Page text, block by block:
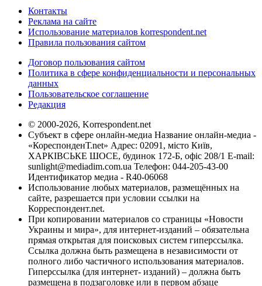
Контакты
Реклама на сайте
Использование материалов korrespondent.net
Правила пользования сайтом
Договор пользования сайтом
Политика в сфере конфиденциальности и персональных
данных
Пользовательское соглашение
Редакция
© 2000-2026, Korrespondent.net
Субъект в сфере онлайн-медиа Название онлайн-медиа -
«КореспонденТ.net» Адрес: 02091, місто Київ,
ХАРКІВСЬКЕ ШОСЕ, будинок 172-Б, офіс 208/1 E-mail:
sunlight@mediadim.com.ua Телефон: 044-205-43-00
Идентификатор медиа - R40-06068
Использование любых материалов, размещённых на
сайте, разрешается при условии ссылки на
Корреспондент.net.
При копировании материалов со страницы «Новости
Украины и мира», для интернет-изданий – обязательна
прямая открытая для поисковых систем гиперссылка.
Ссылка должна быть размещена в независимости от
полного либо частичного использования материалов.
Гиперссылка (для интернет- изданий) – должна быть
размещена в подзаголовке или в первом абзаце